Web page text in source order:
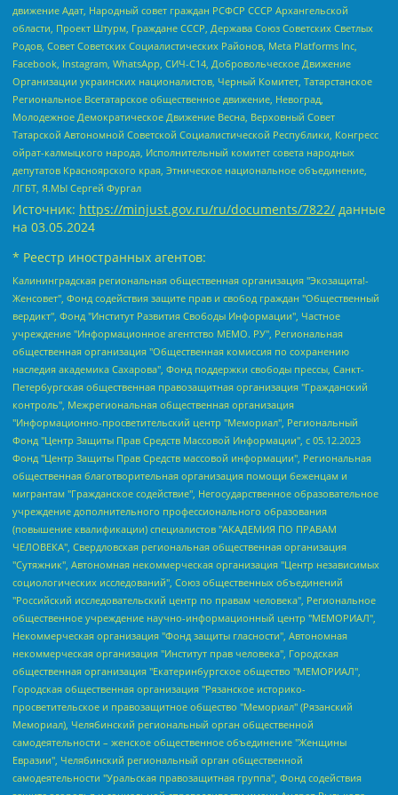
движение Адат, Народный совет граждан РСФСР СССР Архангельской
области, Проект Штурм, Граждане СССР, Держава Союз Советских Светлых
Родов, Совет Советских Социалистических Районов, Meta Platforms Inc,
Facebook, Instagram, WhatsApp, СИЧ-С14, Добровольческое Движение
Организации украинских националистов, Черный Комитет, Татарстанское
Региональное Всетатарское общественное движение, Невоград,
Молодежное Демократическое Движение Весна, Верховный Совет
Татарской Автономной Советской Социалистической Республики, Конгресс
ойрат-калмыцкого народа, Исполнительный комитет совета народных
депутатов Красноярского края, Этническое национальное объединение,
ЛГБТ, Я.МЫ Сергей Фургал
Источник: https://minjust.gov.ru/ru/documents/7822/ данные
на 03.05.2024
* Реестр иностранных агентов:
Калининградская региональная общественная организация "Экозащита!-Женсовет", Фонд содействия защите прав и свобод граждан "Общественный вердикт", Фонд "Институт Развития Свободы Информации", Частное учреждение "Информационное агентство МЕМО. РУ", Региональная общественная организация "Общественная комиссия по сохранению наследия академика Сахарова", Фонд поддержки свободы прессы, Санкт-Петербургская общественная правозащитная организация "Гражданский контроль", Межрегиональная общественная организация "Информационно-просветительский центр "Мемориал", Региональный Фонд "Центр Защиты Прав Средств Массовой Информации", с 05.12.2023 Фонд "Центр Защиты Прав Средств массовой информации", Региональная общественная благотворительная организация помощи беженцам и мигрантам "Гражданское содействие", Негосударственное образовательное учреждение дополнительного профессионального образования (повышение квалификации) специалистов "АКАДЕМИЯ ПО ПРАВАМ ЧЕЛОВЕКА", Свердловская региональная общественная организация "Сутяжник", Автономная некоммерческая организация "Центр независимых социологических исследований", Союз общественных объединений "Российский исследовательский центр по правам человека", Региональное общественное учреждение научно-информационный центр "МЕМОРИАЛ", Некоммерческая организация "Фонд защиты гласности", Автономная некоммерческая организация "Институт прав человека", Городская общественная организация "Екатеринбургское общество "МЕМОРИАЛ", Городская общественная организация "Рязанское историко-просветительское и правозащитное общество "Мемориал" (Рязанский Мемориал), Челябинский региональный орган общественной самодеятельности – женское общественное объединение "Женщины Евразии", Челябинский региональный орган общественной самодеятельности "Уральская правозащитная группа", Фонд содействия защите здоровья и социальной справедливости имени Андрея Рылькова, Автономная Некоммерческая Организация "Аналитический Центр Юрия Левады", Автономная некоммерческая организация социальной поддержки населения "Проект Апрель", Региональная общественная организация помощи женщинам и детям, находящимся в кризисной ситуации "Информационно-методический центр "Анна", Фонд содействия развитию массовых коммуникаций и правовому просвещению "Так-так-Так", Фонд содействия устойчивому развитию "Серебряная тайга", Свердловский региональный общественный фонд социальных проектов "Новое время", "Idel.Реалии", Кавказ.Реалии, Крым.Реалии, Телеканал Настоящее Время, Татаро-башкирская служба Радио Свобода (Azatliq Radiosi), Радио Свободная Европа/Радио Свобода (PCE/PC), "Сибирь.Реалии", "Фактограф", Благотворительный фонд помощи осужденным и их семьям, Автономная некоммерческая организация "Институт глобализации и социальных движений", Фонд "В защиту прав заключенных", Частное учреждение "Центр поддержки и содействия развитию средств массовой информации", Пензенский региональный общественный благотворительный фонд "Гражданский союз", "Север.Реалии", Некоммерческая организация Фонд "Правовая инициатива", Общество с ограниченной ответственностью "Радио Свободная Европа/Радио Свобода", Чешское информационное агентство "MEDIUM-ORIENT", Красноярская региональная общественная организация "Мы против СПИДа", Камалягин Денис Николаевич, Маркелов Сергей Евгеньевич, Пономарев Лев Александрович, Савицкая Людмила Алексеевна, Автономная некоммерческая организация "Центр по работе с проблемой насилия "НАСИЛИЮ.НЕТ", Межрегиональный профессиональный союз работников здравоохранения "Альянс врачей", Юридическое лицо, зарегистрированное в Латвийской Республике, SIA "Medusa Project" (регистрационный номер 40103797863, дата регистрации 10.06.2014), Некоммерческая организация "Фонд по борьбе с коррупцией", Автономная некоммерческая организация "Институт права и публичной политики", Баданин Роман Сергеевич, Гликин Максим Александрович, Железнова Мария Михайловна, Лукьянова Юлия Сергеевна, Маетная Елизавета Витальевна, Маняхин Петр Борисович, Чуракова Ольга Владимировна, Ярош Юлия Петровна, Юридическое лицо "The Insider SIA", зарегистрированное в Риге, Латвийская Республика (дата регистрации 26.06.2015), являющееся администратором доменного имени интернет-издания "The Insider SIA", https://theins.ru, Постернак Алексей Евгеньевич, Рубин Михаил Аркадьевич, Анин Роман Александрович, Юридическое лицо Istories fonds, зарегистрированное в Латвийской Республике (регистрационный номер 50008295751, дата регистрации 24.02.2020), Великовский Дмитрий Александрович, Долинина Ирина Николаевна, Мароховская Алеся Алексеевна, Шлейнов Роман Юрьевич, Шмагун Олеся Валентиновна, Общество с ограниченной ответственностью "Альтаир 2021", Общество с ограниченной ответственностью "Вега 2021", Общество с ограниченной ответственностью "Главный редактор 2021", Общество с ограниченной ответственностью "Ромашки монолит", Важенков Артем Валерьевич, Ивановская областная общественная организация "Центр гендерных исследований", Гурман Юрий Альбертович, Медиапроект "ОВД-Инфо", Егоров Владимир Владимирович, Жилинский Владимир Александрович, Общество с ограниченной ответственностью "ЗП", Иванова София Юрьевна, Карезина Инна Павловна, Кильтау Екатерина Викторовна, Петров Алексей Викторович, Пискунов Сергей Евгеньевич, Смирнов Сергей Сергеевич, Тихонов Михаил Сергеевич, Общество с ограниченной ответственностью "ЖУРНАЛИСТ-ИНОСТРАННЫЙ АГЕНТ", Арапова Галина Юрьевна, Вольтская Татьяна Анатольевна, Американская компания "Mason G.E.S. Anonymous Foundation" (США), являющаяся владельцем интернет-издания https://mnews.world/, Компания "Stichting Bellingcat", зарегистрированная в Нидерландах (дата регистрации 11.07.2018), Захаров Андрей Вячеславович, Клепиковская Екатерина Дмитриевна, Общество с ограниченной ответственностью "МЕМО", Перл Роман Александрович, Симонов Евгений Алексеевич, Соловьева Елена Анатольевна, Сотников Даниил Владимирович, Сурначева Елизавета Дмитриевна, Автономная некоммерческая организация по защите прав человека и информированию населения "Якутия – Наше Мнение", Общество с ограниченной ответственностью "Москоу диджитал медиа", с 26.01.2023 Общество с ограниченной ответственностью "Чайка Белые сады", Ветошкина Валерия Валерьевна, Заговора Максим Александрович, Межрегиональное общественное движение "Российская ЛГБТ - сеть", Оленичев Максим Владимирович, Павлов Иван Юрьевич, Скворцова Елена Сергеевна, Общество с ограниченной ответственностью "Как бы инагент", Кочетков Игорь Викторович, Общество с ограниченной ответственностью "Честные выборы", Еланчик Олег Александрович, Общество с ограниченной ответственностью "Нобелевский призыв", Гималова Регина Эмилевна, Григорьев Андрей Валерьевич, Григорьева Алина Александровна, Ассоциация по содействию защите прав призывников, альтернативнослужащих и военнослужащих "Правозащитная группа "Гражданин.Армия.Право", Хисамова Регина Фаритовна, Автономная некоммерческая организация по реализации социально-правовых программ "Лилит", Дальневосточное общественное движение "Маяк", Санкт-Петербургская ЛГБТ-инициативная группа "Выход", Инициативная группа ЛГБТ+ "Реверс", Алексеев Андрей Викторович, Бекбулатова Таисия Львовна, Беляев Иван Михайлович, Владыкина Елена Сергеевна, Гельман Марат Александрович, Никульшина Вероника Юрьевна, Толоконникова Надежда Андреевна, Шендерович Виктор Анатольевич, Общество с ограниченной ответственностью "Данное сообщение", Общество с ограниченной ответственностью Издательский дом "Новая глава", Айнбиндер Александра Александровна, Московский комьюнити-центр для ЛГБТ+инициатив, Благотворительный фонд развития филантропии, Deutsche Welle (Германия, Kurt-Schumacher-Strasse 3, 53113 Bonn), Борзунова Мария Михайловна, Воробьев Виктор Викторович, Голубева Анна Львовна, Константинова Алла Михайловна, Малкова Ирина Владимировна, Мурадов Мурад Абдулгалимович, Осетинская Елизавета Николаевна, Понасенков Евгений Николаевич, Ганапольский Матвей Юрьевич, Киселев Евгений Алексеевич, Борухович Ирина Григорьевна, Дремин Иван Тимофеевич, Дубровский Дмитрий Викторович, Красноярская региональная общественная организация поддержки и развития альтернативных образовательных технологий и межкультурных коммуникаций "ИНТЕРРА", Маяковская Екатерина Алексеевна, Фейгин Марк Захарович, Филимонов Андрей Викторович, Дзугкоева Регина Николаевна, Доброхотов Роман Александрович, Дудь Юрий Александрович, Елкин Сергей Владимирович, Кругликов Кирилл Игоревич, Сабунаева Мария Леонидовна, Семенов Алексей Владимирович, Шаинян Карен Багратович, Шульман Екатерина Михайловна, Асафьев Артур Валерьевич, Вахштайн Виктор Семенович, Венедиктов Алексей Алексеевич, Лушникова Екатерина Евгеньевна, Волков Леонид Михайлович, Невзоров Александр Глебович, Пархоменко Сергей Борисович, Сироткин Ярослав Николаевич, Кара-Мурза Владимир Владимирович, Баранова Наталья Владимировна, Гозман Леонид Яковлевич, Кагарлицкий Борис Юльевич, Климарев Михаил Валерьевич, Милов Владимир Станиславович, Автономная некоммерческая организация Краснодарский центр современного искусства "Типография", Моргенштерн Алишер Тагирович, Соболь Любовь Эдуардовна, Общество с ограниченной ответственностью "ЛИЗА НОРМ", Каспаров Гарри Кимович, Ходорковский Михаил Борисович, Общество с ограниченной ответственностью "Апрельские тезисы", Данилович Ирина Брониславовна, Кашин Олег Владимирович, Петров Николай Владимирович, Пивоваров Алексей Владимирович, Соколов Михаил Владимирович, Цветкова Юлия Владимировна, Чичваркин Евгений Александрович, Комитет против пыток/Команда против пыток, Общество с ограниченной ответственностью "Первый научный", Общество с ограниченной ответственностью "Вертолет и ко", Белоцерковская Вероника Борисовна, Кац Максим Евгеньевич, Лазарева Татьяна Юрьевна, Шаведдинов Руслан Табризович, Яшин Илья Валерьевич, Общество с ограниченной ответственностью "Иноагент ААВ", Алешковский Дмитрий Петрович, Альбац Евгения Марковна, Быков Дмитрий Львович, Галямина Юлия Евгеньевна, Лойко Сергей Леонидович, Мартынов Кирилл Константинович, Медведев Сергей Александрович, Крашенинников Федор Геннадиевич, Гордеева Катерина Вл